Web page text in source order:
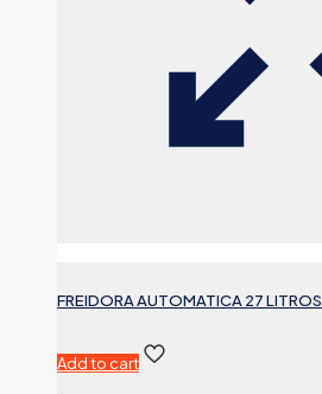
FREIDORA AUTOMATICA 27 LITROS
Add to cart